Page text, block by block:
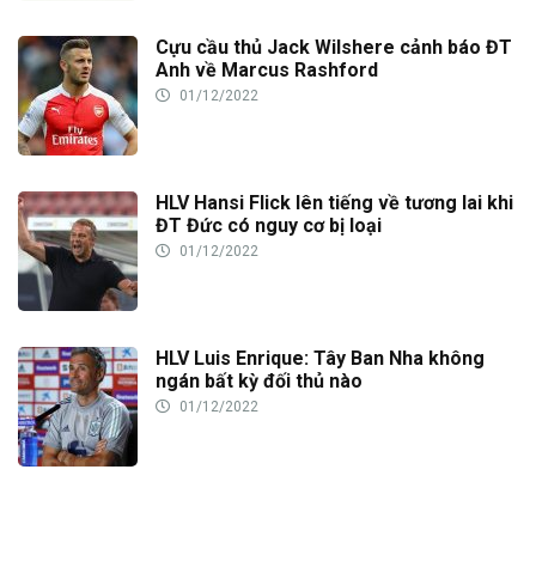
Cựu cầu thủ Jack Wilshere cảnh báo ĐT
Anh về Marcus Rashford
01/12/2022
HLV Hansi Flick lên tiếng về tương lai khi
ĐT Đức có nguy cơ bị loại
01/12/2022
HLV Luis Enrique: Tây Ban Nha không
ngán bất kỳ đối thủ nào
01/12/2022